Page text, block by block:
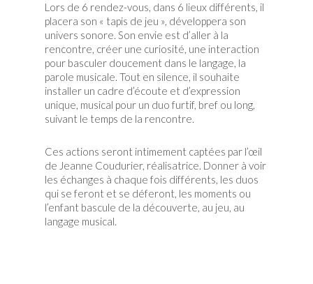
Lors de 6 rendez-vous, dans 6 lieux différents, il
placera son « tapis de jeu », développera son
univers sonore. Son envie est d’aller à la
rencontre, créer une curiosité, une interaction
pour basculer doucement dans le langage, la
parole musicale. Tout en silence, il souhaite
installer un cadre d’écoute et d’expression
unique, musical pour un duo furtif, bref ou long,
suivant le temps de la rencontre.
Ces actions seront intimement captées par l’œil
de Jeanne Coudurier, réalisatrice. Donner à voir
les échanges à chaque fois différents, les duos
qui se feront et se déferont, les moments ou
l’enfant bascule de la découverte, au jeu, au
langage musical.